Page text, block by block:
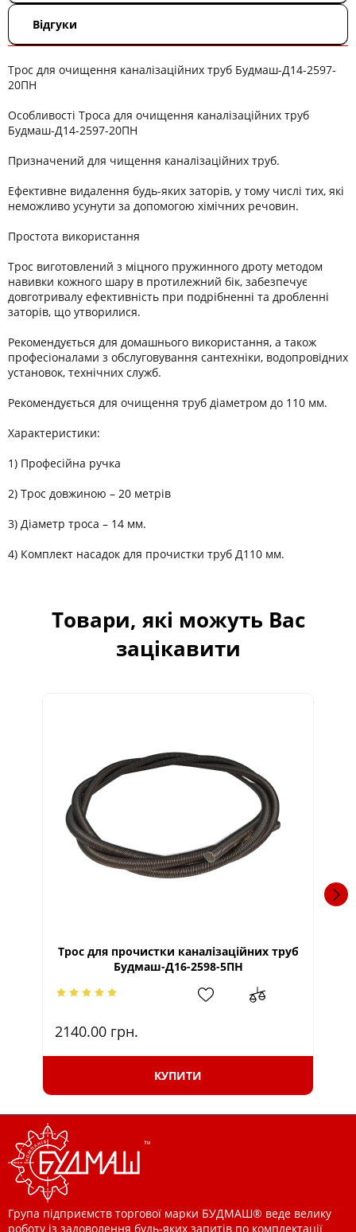
Відгуки
Трос для очищення каналізаційних труб Будмаш-Д14-2597-
20ПН
Особливості Троса для очищення каналізаційних труб
Будмаш-Д14-2597-20ПН
Призначений для чищення каналізаційних труб.
Ефективне видалення будь-яких заторів, у тому числі тих, які
неможливо усунути за допомогою хімічних речовин.
Простота використання
Трос виготовлений з міцного пружинного дроту методом
навивки кожного шару в протилежний бік, забезпечує
довготривалу ефективність при подрібненні та дробленні
заторів, що утворилися.
Рекомендується для домашнього використання, а також
професіоналами з обслуговування сантехніки, водопровідних
установок, технічних служб.
Рекомендується для очищення труб діаметром до 110 мм.
Характеристики:
1) Професійна ручка
2) Трос довжиною – 20 метрів
3) Діаметр троса – 14 мм.
4) Комплект насадок для прочистки труб Д110 мм.
Товари, які можуть Вас
зацікавити
Трос для прочистки каналізаційних труб
Будмаш-Д16-2598-5ПН
2140.00 грн.
КУПИТИ
Група підприємств торгової марки БУДМАШ® веде велику
роботу із задоволення будь-яких запитів по комплектації